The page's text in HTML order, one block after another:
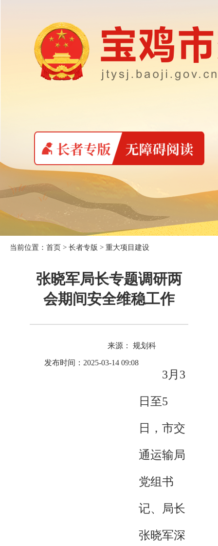
当前位置： 首页 > 长者专版 > 重大项目建设
张晓军局长专题调研两
会期间安全维稳工作
来源： 规划科
发布时间：2025-03-14 09:08
3月3
日至5
日，市交
通运输局
党组书
记、局长
张晓军深